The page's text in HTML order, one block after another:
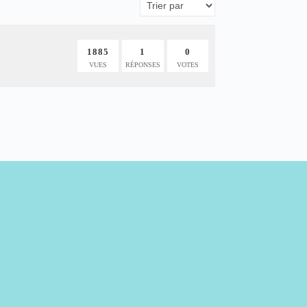
1885
VUES
1
RÉPONSES
0
VOTES